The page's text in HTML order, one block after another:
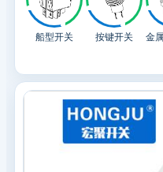
船型开关 按键开关 金